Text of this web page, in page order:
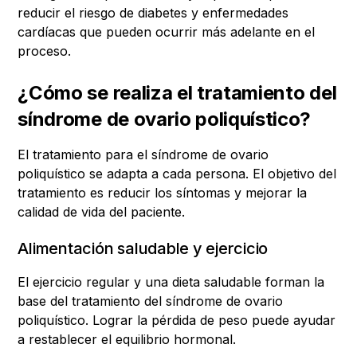
reducir el riesgo de diabetes y enfermedades
cardíacas que pueden ocurrir más adelante en el
proceso.
¿Cómo se realiza el tratamiento del
síndrome de ovario poliquístico?
El tratamiento para el síndrome de ovario
poliquístico se adapta a cada persona. El objetivo del
tratamiento es reducir los síntomas y mejorar la
calidad de vida del paciente.
Alimentación saludable y ejercicio
El ejercicio regular y una dieta saludable forman la
base del tratamiento del síndrome de ovario
poliquístico. Lograr la pérdida de peso puede ayudar
a restablecer el equilibrio hormonal.